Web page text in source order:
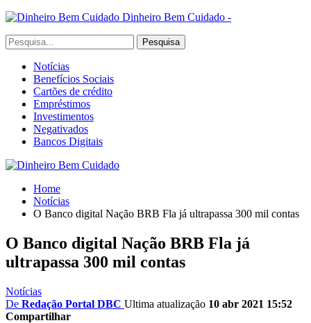
Dinheiro Bem Cuidado -
Notícias
Benefícios Sociais
Cartões de crédito
Empréstimos
Investimentos
Negativados
Bancos Digitais
Home
Notícias
O Banco digital Nação BRB Fla já ultrapassa 300 mil contas
O Banco digital Nação BRB Fla já
ultrapassa 300 mil contas
Notícias
De Redação Portal DBC Ultima atualização 10 abr 2021 15:52
Compartilhar